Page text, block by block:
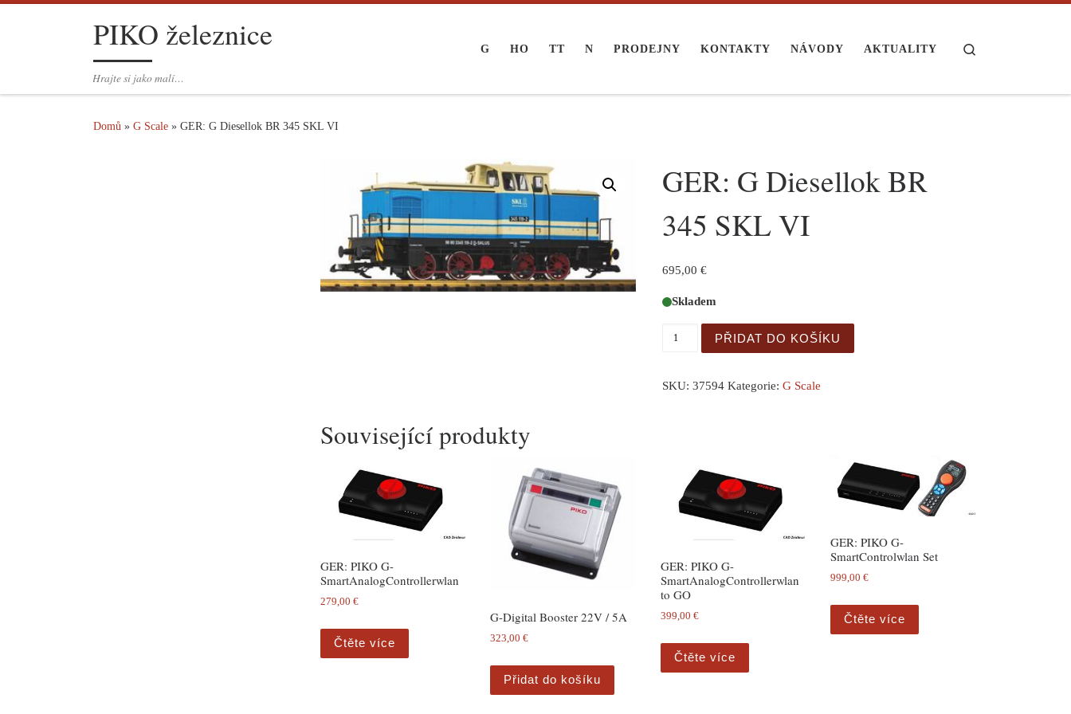
PIKO železnice
Hrajte si jako malí…
G HO TT N PRODEJNY KONTAKTY NÁVODY AKTUALITY
Domů » G Scale » GER: G Diesellok BR 345 SKL VI
GER: G Diesellok BR
345 SKL VI
695,00 €
Skladem
GER: G Diesellok BR 345 SKL VI množství
PŘIDAT DO KOŠÍKU
SKU: 37594 Kategorie: G Scale
Související produkty
GER: PIKO G-
SmartAnalogControllerwlan
279,00 €
Čtěte více
G-Digital Booster 22V / 5A
323,00€
Přidat do košíku
GER: PIKO G-
SmartAnalogControllerwlan
to GO
399,00 €
Čtěte více
GER: PIKO G-
SmartControlwlan Set
999,00 €
Čtěte více